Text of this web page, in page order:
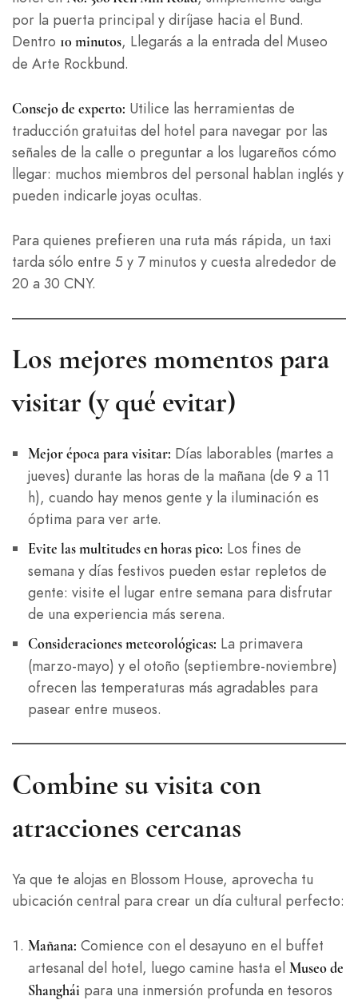
por la puerta principal y diríjase hacia el Bund.
Dentro 10 minutos, Llegarás a la entrada del Museo
de Arte Rockbund.
Consejo de experto: Utilice las herramientas de
traducción gratuitas del hotel para navegar por las
señales de la calle o preguntar a los lugareños cómo
llegar: muchos miembros del personal hablan inglés y
pueden indicarle joyas ocultas.
Para quienes prefieren una ruta más rápida, un taxi
tarda sólo entre 5 y 7 minutos y cuesta alrededor de
20 a 30 CNY.
Los mejores momentos para
visitar (y qué evitar)
Mejor época para visitar: Días laborables (martes a
jueves) durante las horas de la mañana (de 9 a 11
h), cuando hay menos gente y la iluminación es
óptima para ver arte.
Evite las multitudes en horas pico: Los fines de
semana y días festivos pueden estar repletos de
gente: visite el lugar entre semana para disfrutar
de una experiencia más serena.
Consideraciones meteorológicas: La primavera
(marzo-mayo) y el otoño (septiembre-noviembre)
ofrecen las temperaturas más agradables para
pasear entre museos.
Combine su visita con
atracciones cercanas
Ya que te alojas en Blossom House, aprovecha tu
ubicación central para crear un día cultural perfecto:
Mañana: Comience con el desayuno en el buffet
artesanal del hotel, luego camine hasta el Museo de
Shanghái para una inmersión profunda en tesoros